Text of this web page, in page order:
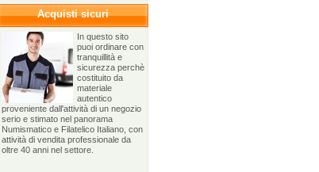
Acquisti sicuri
In questo sito
puoi ordinare con
tranquillità e
sicurezza perchè
costituito da
materiale
autentico
proveniente dall'attività di un negozio
serio e stimato nel panorama
Numismatico e Filatelico Italiano, con
attività di vendita professionale da
oltre 40 anni nel settore.